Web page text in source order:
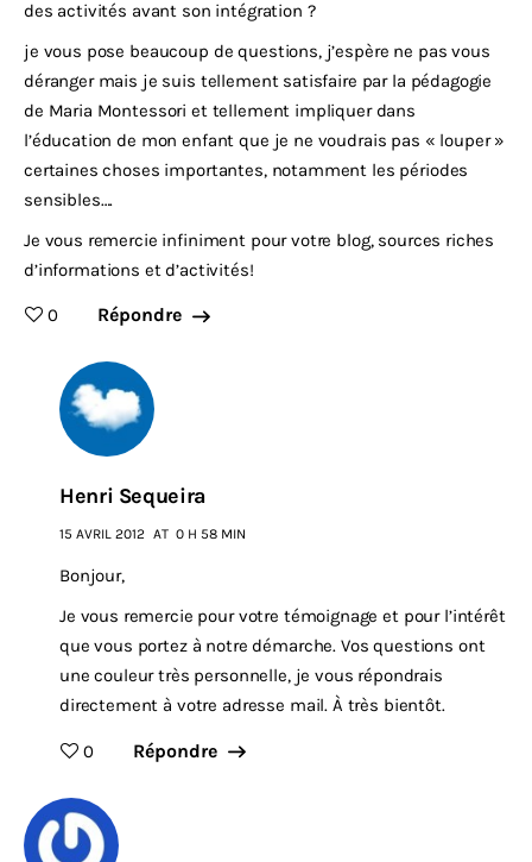
des activités avant son intégration ?
je vous pose beaucoup de questions, j’espère ne pas vous
déranger mais je suis tellement satisfaire par la pédagogie
de Maria Montessori et tellement impliquer dans
l’éducation de mon enfant que je ne voudrais pas « louper »
certaines choses importantes, notamment les périodes
sensibles….
Je vous remercie infiniment pour votre blog, sources riches
d’informations et d’activités!
0 Répondre
Henri Sequeira
15 AVRIL 2012 AT 0 H 58 MIN
Bonjour,
Je vous remercie pour votre témoignage et pour l’intérêt
que vous portez à notre démarche. Vos questions ont
une couleur très personnelle, je vous répondrais
directement à votre adresse mail. À très bientôt.
0 Répondre